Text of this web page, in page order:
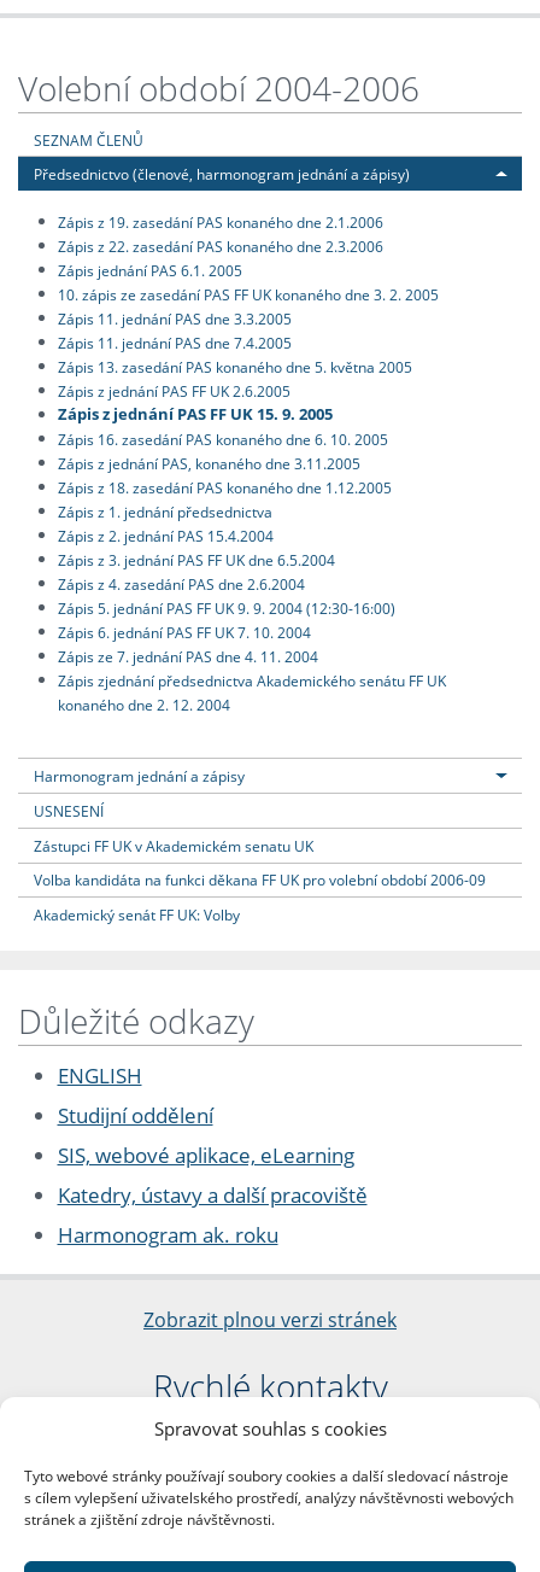
Spravovat souhlas s cookies
Tyto webové stránky používají soubory cookies a další sledovací nástroje
s cílem vylepšení uživatelského prostředí, analýzy návštěvnosti webových
stránek a zjištění zdroje návštěvnosti.
Volební období 2004-2006
SEZNAM ČLENŮ
Předsednictvo (členové, harmonogram jednání a zápisy)
Zápis z 19. zasedání PAS konaného dne 2.1.2006
Zápis z 22. zasedání PAS konaného dne 2.3.2006
Zápis jednání PAS 6.1. 2005
10. zápis ze zasedání PAS FF UK konaného dne 3. 2. 2005
Zápis 11. jednání PAS dne 3.3.2005
Zápis 11. jednání PAS dne 7.4.2005
Zápis 13. zasedání PAS konaného dne 5. května 2005
Zápis z jednání PAS FF UK 2.6.2005
Zápis z jednání PAS FF UK 15. 9. 2005
Zápis 16. zasedání PAS konaného dne 6. 10. 2005
Zápis z jednání PAS, konaného dne 3.11.2005
Zápis z 18. zasedání PAS konaného dne 1.12.2005
Zápis z 1. jednání předsednictva
Zápis z 2. jednání PAS 15.4.2004
Zápis z 3. jednání PAS FF UK dne 6.5.2004
Zápis z 4. zasedání PAS dne 2.6.2004
Zápis 5. jednání PAS FF UK 9. 9. 2004 (12:30-16:00)
Zápis 6. jednání PAS FF UK 7. 10. 2004
Zápis ze 7. jednání PAS dne 4. 11. 2004
Zápis zjednání předsednictva Akademického senátu FF UK
konaného dne 2. 12. 2004
Harmonogram jednání a zápisy
USNESENÍ
Zástupci FF UK v Akademickém senatu UK
Volba kandidáta na funkci děkana FF UK pro volební období 2006-09
Akademický senát FF UK: Volby
Důležité odkazy
ENGLISH
Studijní oddělení
SIS, webové aplikace, eLearning
Katedry, ústavy a další pracoviště
Harmonogram ak. roku
Zobrazit plnou verzi stránek
Rychlé kontakty
Filozofická fakulta
nám. Jana Palacha 1/2
116 38 Praha 1
DIČ: CZ00216208